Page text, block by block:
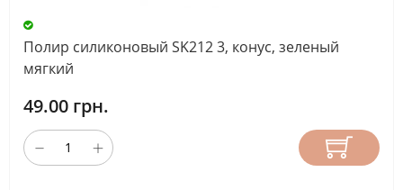
Полир силиконовый SK212 3, конус, зеленый
мягкий
49.00 грн.